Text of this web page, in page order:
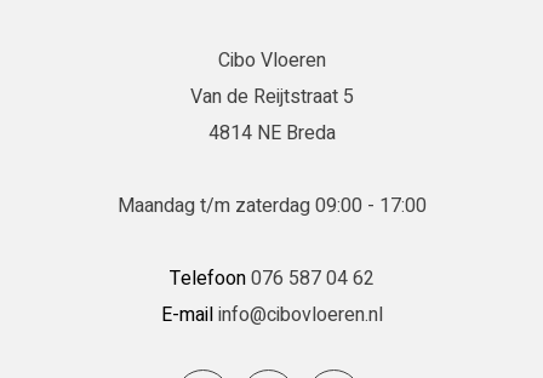
Cibo Vloeren
Van de Reijtstraat 5
4814 NE Breda
Maandag t/m zaterdag 09:00 - 17:00
Telefoon076 587 04 62
E-mailinfo@cibovloeren.nl